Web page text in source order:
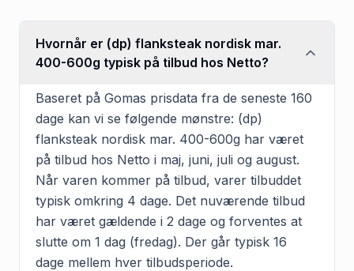
Hvornår er (dp) flanksteak nordisk mar.
400-600g typisk på tilbud hos Netto?
Baseret på Gomas prisdata fra de seneste 160
dage kan vi se følgende mønstre: (dp)
flanksteak nordisk mar. 400-600g har været
på tilbud hos Netto i maj, juni, juli og august.
Når varen kommer på tilbud, varer tilbuddet
typisk omkring 4 dage. Det nuværende tilbud
har været gældende i 2 dage og forventes at
slutte om 1 dag (fredag). Der går typisk 16
dage mellem hver tilbudsperiode.